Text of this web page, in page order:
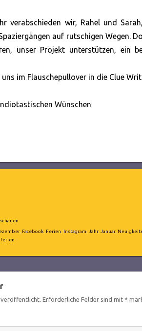
verabschieden wir, Rahel und
auf rutschigen Wegen.
unser Projekt unterstützen, ein
im Flauschepullover in die Clue
Wünschen
, Facebook Ferien Instagram Jahr, Januar,
veröffentlicht. Erforderliche Felder sind mit *